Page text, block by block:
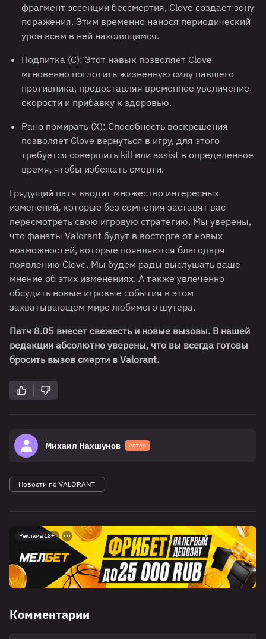
фрагмент эссенции бессмертия, Clove создает зону
поражения. Этим временно нанося периодический
урон всем в ней находящимся.
Подпитка (C): Этот навык позволяет Clove
мгновенно поглотить жизненную силу павшего
противника, предоставляя временное увеличение
скорости и прибавку к здоровью.
Рано помирать (X): Способность воскрешения
позволяет Clove вернуться в игру, для этого
требуется совершить kill или assist в определенное
время, чтобы избежать смерти.
Грядущий патч вводит множество интересных
изменений, которые без сомнения заставят вас
пересмотреть свою игровую стратегию. Мы уверены,
что фанаты Valorant будут в восторге от новых
возможностей, которые появляются благодаря
появлению Clove. Мы будем рады выслушать ваше
мнение об этих изменениях. А также увлеченно
обсудить новые игровые события в этом
захватывающем мире любимого шутера.
Патч 8.05 внесет свежесть и новые вызовы. В нашей
редакции абсолютно уверены, что вы всегда готовы
бросить вызов смерти в Valorant.
Михаил Нахшунов Автор
Новости по VALORANT
Реклама 18+
Комментарии